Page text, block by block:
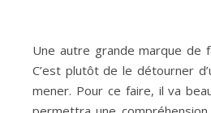
Une autre grande marque de
C’est plutôt de le détourner
mener. Pour ce faire, il va